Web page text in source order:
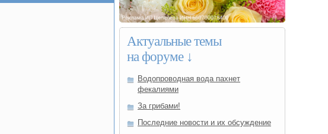
Актуальные темы
на форуме ↓
Водопроводная вода пахнет
фекалиями
За грибами!
Последние новости и их обсуждение